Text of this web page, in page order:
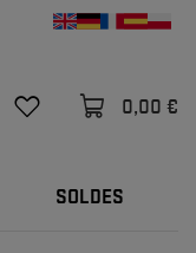
0,00 €
SOLDES